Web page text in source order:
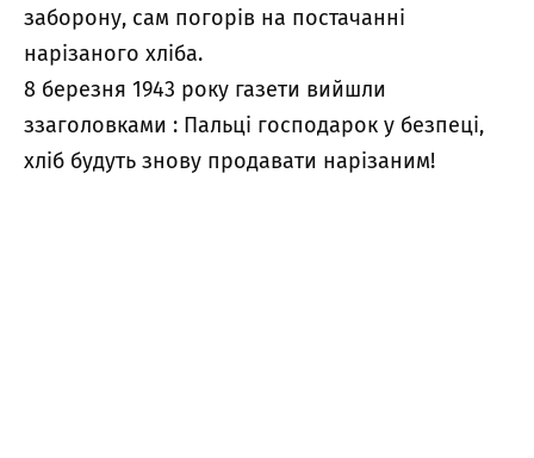
заборону, сам погорів на постачанні
нарізаного хліба.
8 березня 1943 року газети вийшли
ззаголовками : Пальці господарок у безпеці,
хліб будуть знову продавати нарізаним!